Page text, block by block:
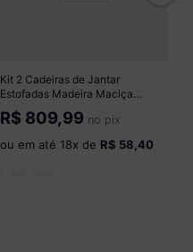
Kit 2 Cadeiras de Jantar
Estofadas Madeira Maciça
Multimóveis CR15016
Madeirado/Preto
R$ 809,99 no pix
ou em até 18x de R$ 58,40